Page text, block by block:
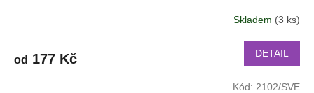
je
4,0
Skladem (3 ks)
od 177 Kč DETAIL
Kód: 2102/SVE